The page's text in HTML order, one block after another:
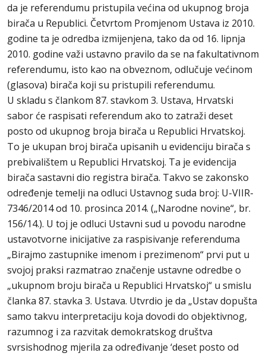
da je referendumu pristupila većina od ukupnog broja
birača u Republici. Četvrtom Promjenom Ustava iz 2010.
godine ta je odredba izmijenjena, tako da od 16. lipnja
2010. godine važi ustavno pravilo da se na fakultativnom
referendumu, isto kao na obveznom, odlučuje većinom
(glasova) birača koji su pristupili referendumu.
U skladu s člankom 87. stavkom 3. Ustava, Hrvatski
sabor će raspisati referendum ako to zatraži deset
posto od ukupnog broja birača u Republici Hrvatskoj.
To je ukupan broj birača upisanih u evidenciju birača s
prebivalištem u Republici Hrvatskoj. Ta je evidencija
birača sastavni dio registra birača. Takvo se zakonsko
određenje temelji na odluci Ustavnog suda broj: U-VIIR-
7346/2014 od 10. prosinca 2014. („Narodne novine“, br.
156/14.). U toj je odluci Ustavni sud u povodu narodne
ustavotvorne inicijative za raspisivanje referenduma
„Birajmo zastupnike imenom i prezimenom“ prvi put u
svojoj praksi razmatrao značenje ustavne odredbe o
„ukupnom broju birača u Republici Hrvatskoj“ u smislu
članka 87. stavka 3. Ustava. Utvrdio je da „Ustav dopušta
samo takvu interpretaciju koja dovodi do objektivnog,
razumnog i za razvitak demokratskog društva
svrsishodnog mjerila za određivanje ‘deset posto od